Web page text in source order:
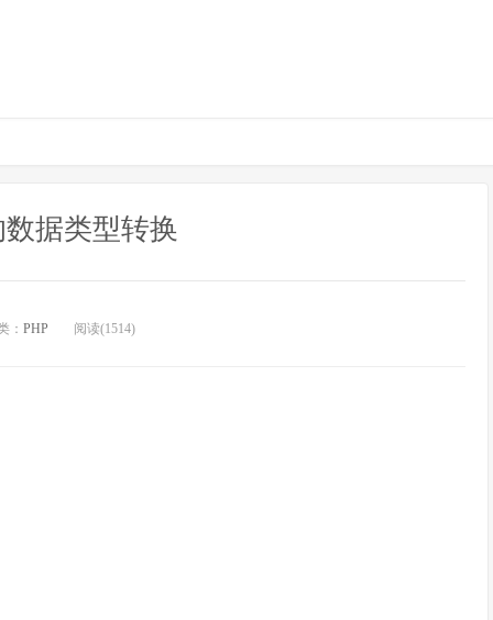
数据类型转换
： PHP 阅读(1514)